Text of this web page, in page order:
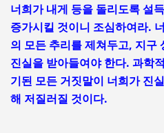
너희가 내게 등을 돌리도록 설
증가시킬 것이니 조심하여라.
의 모든 추리를 제쳐두고, 지구
진실을 받아들여야 한다. 과학
기된 모든 거짓말이 너희가 진
해 저질러질 것이다.